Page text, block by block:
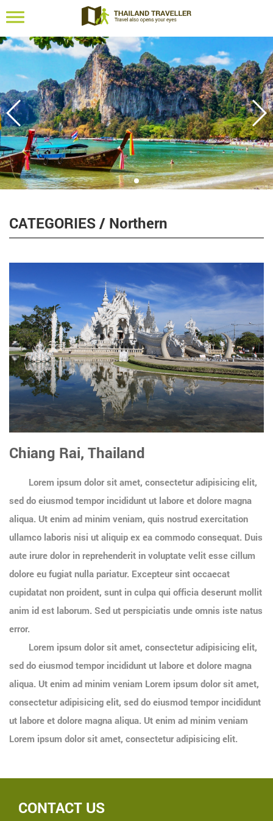
travelresponsive
CATEGORIES/ Northern
Chiang Rai, Thailand
Lorem ipsum dolor sit amet, consectetur adipisicing elit,
sed do eiusmod tempor incididunt ut labore et dolore magna
aliqua. Ut enim ad minim veniam, quis nostrud exercitation
ullamco laboris nisi ut aliquip ex ea commodo consequat. Duis
aute irure dolor in reprehenderit in voluptate velit esse cillum
dolore eu fugiat nulla pariatur. Excepteur sint occaecat
cupidatat non proident, sunt in culpa qui officia deserunt mollit
anim id est laborum. Sed ut perspiciatis unde omnis iste natus
error.
Lorem ipsum dolor sit amet, consectetur adipisicing elit,
sed do eiusmod tempor incididunt ut labore et dolore magna
aliqua. Ut enim ad minim veniam Lorem ipsum dolor sit amet,
consectetur adipisicing elit, sed do eiusmod tempor incididunt
ut labore et dolore magna aliqua. Ut enim ad minim veniam
Lorem ipsum dolor sit amet, consectetur adipisicing elit.
CONTACT US